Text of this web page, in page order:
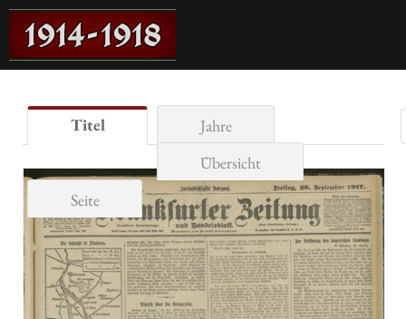
Titel
Jahre
Übersicht
Seite